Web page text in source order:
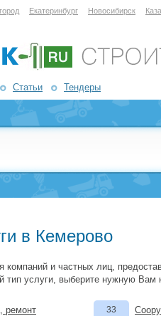
Екатеринбург Новосибирск
Статьи Тендеры
в Кемерово
и частных лиц,
тип услуги, выберите нужную Вам
ремонт 33